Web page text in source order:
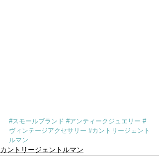
#スモールブランド #アンティークジュエリー #
ヴィンテージアクセサリー #カントリージェント
ルマン
カントリージェントルマン